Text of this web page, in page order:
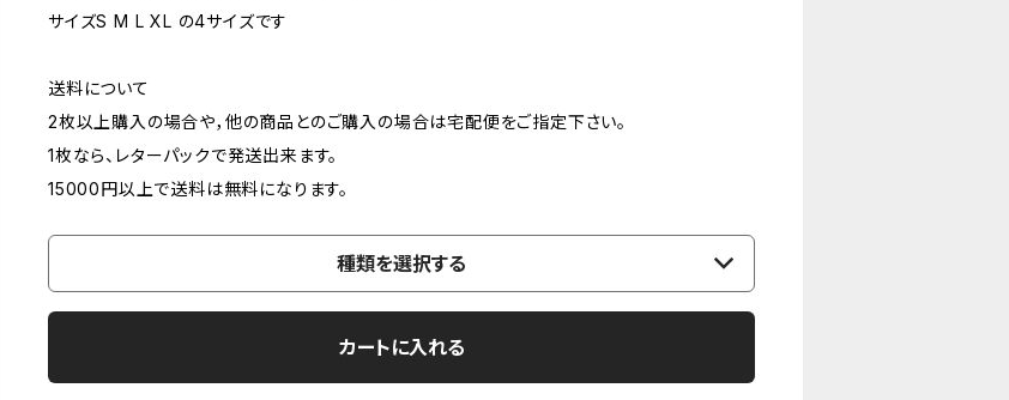
サイズS M L XL の4サイズです
送料について
2枚以上購入の場合や，他の商品とのご購入の場合は宅配便をご指定下さい。
1枚なら、レターパックで発送出来ます。
15000円以上で送料は無料になります。
種類を選択する
カートに入れる